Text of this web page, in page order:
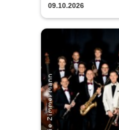
09.10.2026